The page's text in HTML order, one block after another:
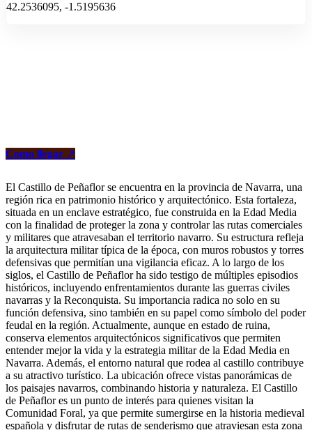
42.2536095, -1.5195636
Como llegar ↗
El Castillo de Peñaflor se encuentra en la provincia de Navarra, una
región rica en patrimonio histórico y arquitectónico. Esta fortaleza,
situada en un enclave estratégico, fue construida en la Edad Media
con la finalidad de proteger la zona y controlar las rutas comerciales
y militares que atravesaban el territorio navarro. Su estructura refleja
la arquitectura militar típica de la época, con muros robustos y torres
defensivas que permitían una vigilancia eficaz. A lo largo de los
siglos, el Castillo de Peñaflor ha sido testigo de múltiples episodios
históricos, incluyendo enfrentamientos durante las guerras civiles
navarras y la Reconquista. Su importancia radica no solo en su
función defensiva, sino también en su papel como símbolo del poder
feudal en la región. Actualmente, aunque en estado de ruina,
conserva elementos arquitectónicos significativos que permiten
entender mejor la vida y la estrategia militar de la Edad Media en
Navarra. Además, el entorno natural que rodea al castillo contribuye
a su atractivo turístico. La ubicación ofrece vistas panorámicas de
los paisajes navarros, combinando historia y naturaleza. El Castillo
de Peñaflor es un punto de interés para quienes visitan la
Comunidad Foral, ya que permite sumergirse en la historia medieval
española y disfrutar de rutas de senderismo que atraviesan esta zona